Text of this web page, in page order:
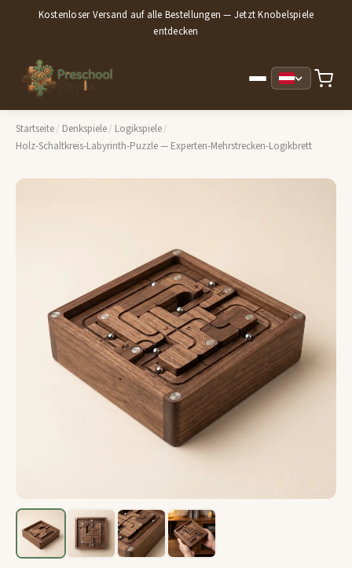
Kostenloser Versand auf alle Bestellungen — Jetzt Knobelspiele
entdecken
Startseite/ Denkspiele/ Logikspiele/
Holz-Schaltkreis-Labyrinth-Puzzle — Experten-Mehrstrecken-Logikbrett